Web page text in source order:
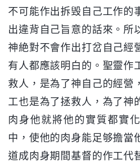
不可能作出拆毁自己工作的
出違背自己旨意的話來。所
神絶對不會作出打岔自己經
有人都應該明白的。聖靈作
救人，是為了神自己的經營
工也是為了拯救人，為了神
肉身他就將他的實質都實
中，使他的肉身能足够擔當
道成肉身期間基督的作工代